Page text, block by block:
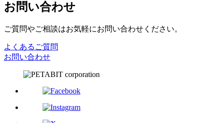
お問い合わせ
ご質問やご相談はお気軽にお問い合わせください。
よくあるご質問
お問い合わせ